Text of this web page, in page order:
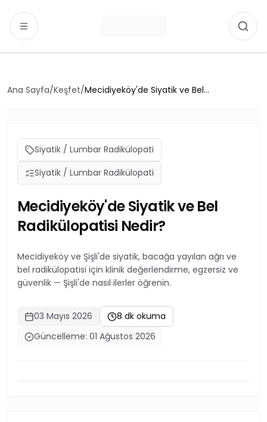
Ana Sayfa/Keşfet/Mecidiyeköy'de Siyatik ve Bel
Siyatik / Lumbar Radikülopati
Siyatik / Lumbar Radikülopati
Mecidiyeköy'de Siyatik ve Bel
Radikülopatisi Nedir?
Mecidiyeköy ve Şişli'de siyatik, bacağa yayılan ağrı ve
bel radikülopatisi için klinik değerlendirme, egzersiz ve
güvenlik — Şişli'de nasıl ilerler öğrenin.
03 Mayıs 2026
8 dk okuma
Güncelleme: 01 Ağustos 2026